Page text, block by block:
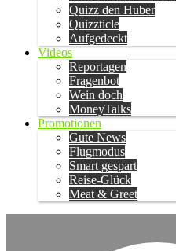
Quizz den Huber
Quizzticle
Aufgedeckt
Videos
Reportagen
Fragenbot
Wein doch
MoneyTalks
Promotionen
Gute News
Flugmodus
Smart gespart
Reise-Glück
Meat & Greet